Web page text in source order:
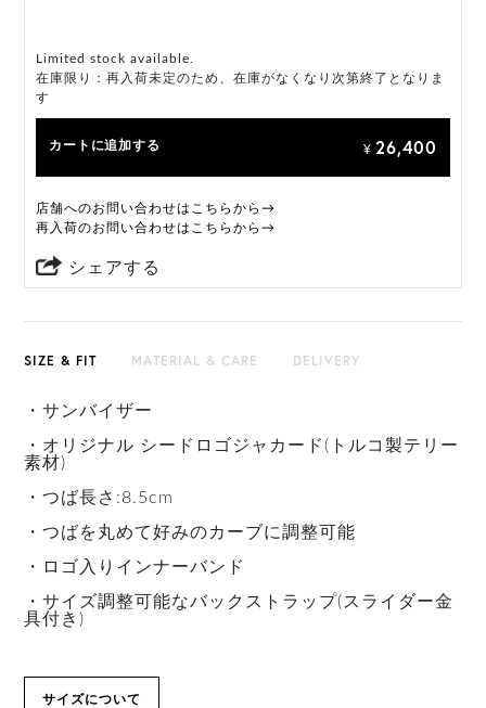
Limited stock available.
在庫限り：再入荷未定のため、在庫がなくなり次第終了となりま
す
カートに追加する ¥ 26,400
店舗へのお問い合わせはこちらから→
再入荷のお問い合わせはこちらから→
シェアする
SIZE & FIT MATERIAL & CARE DELIVERY
・サンバイザー
・オリジナル シードロゴジャカード(トルコ製テリー
素材)
・つば長さ:8.5cm
・つばを丸めて好みのカーブに調整可能
・ロゴ入りインナーバンド
・サイズ調整可能なバックストラップ(スライダー金
具付き)
サイズについて